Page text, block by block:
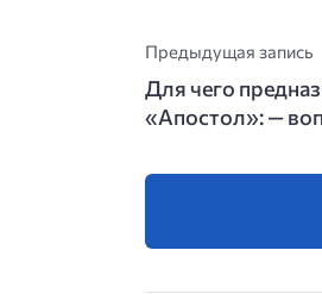
Предыдущая запись
Для чего
«Апостол»: —